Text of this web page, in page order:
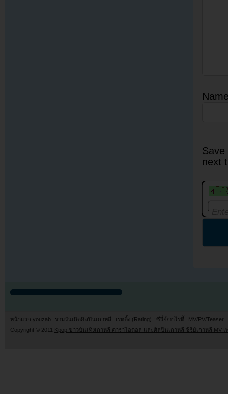
next
หน้าแรก youzab รวมวันเกิดศิลปินเกาหลี เรตติ้ง (Rating) : ซีรี่ย์/วาไรตี้
MV/PV/Teaser
Copyright © 2011
Kpop ข่าวบันเทิงเกาหลี ดาราไอดอล และศิลปินเกาหลี ซีรี่ย์เกาหลี MV